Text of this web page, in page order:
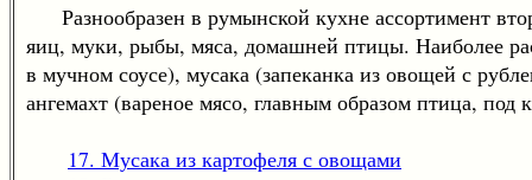
Разнообразен в румынской кухне ассортимент
яиц, муки, рыбы, мяса, домашней птицы. Наиболее
в мучном соусе), мусака (запеканка из овощей с
ангемахт (вареное мясо, главным образом птица, под
17. Мусака из картофеля с овощами